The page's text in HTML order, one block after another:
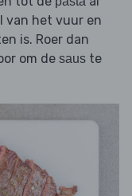
van het vuur en
is. Roer dan
om de saus te